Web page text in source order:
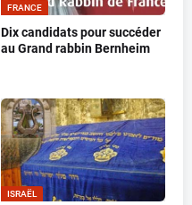
FRANCE
Dix candidats pour succéder
au Grand rabbin Bernheim
ISRAËL